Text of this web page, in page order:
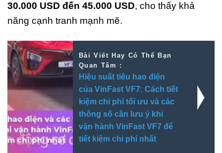
30.000 USD đến 45.000 USD, cho thấy khả
năng cạnh tranh mạnh mẽ.
Bài Viết Hay Có Thể Bạn
Quan Tâm :
Hiệu suất tiêu hao điện
của VinFast VF7: Cách tiết
kiệm chi phí tối ưu và các
thông số cần lưu ý khi
vận hành VinFast VF7 để
tiết kiệm chi phí nhất